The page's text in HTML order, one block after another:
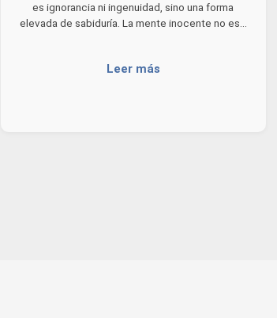
es ignorancia ni ingenuidad, sino una forma
elevada de sabiduría. La mente inocente no es…
Leer más